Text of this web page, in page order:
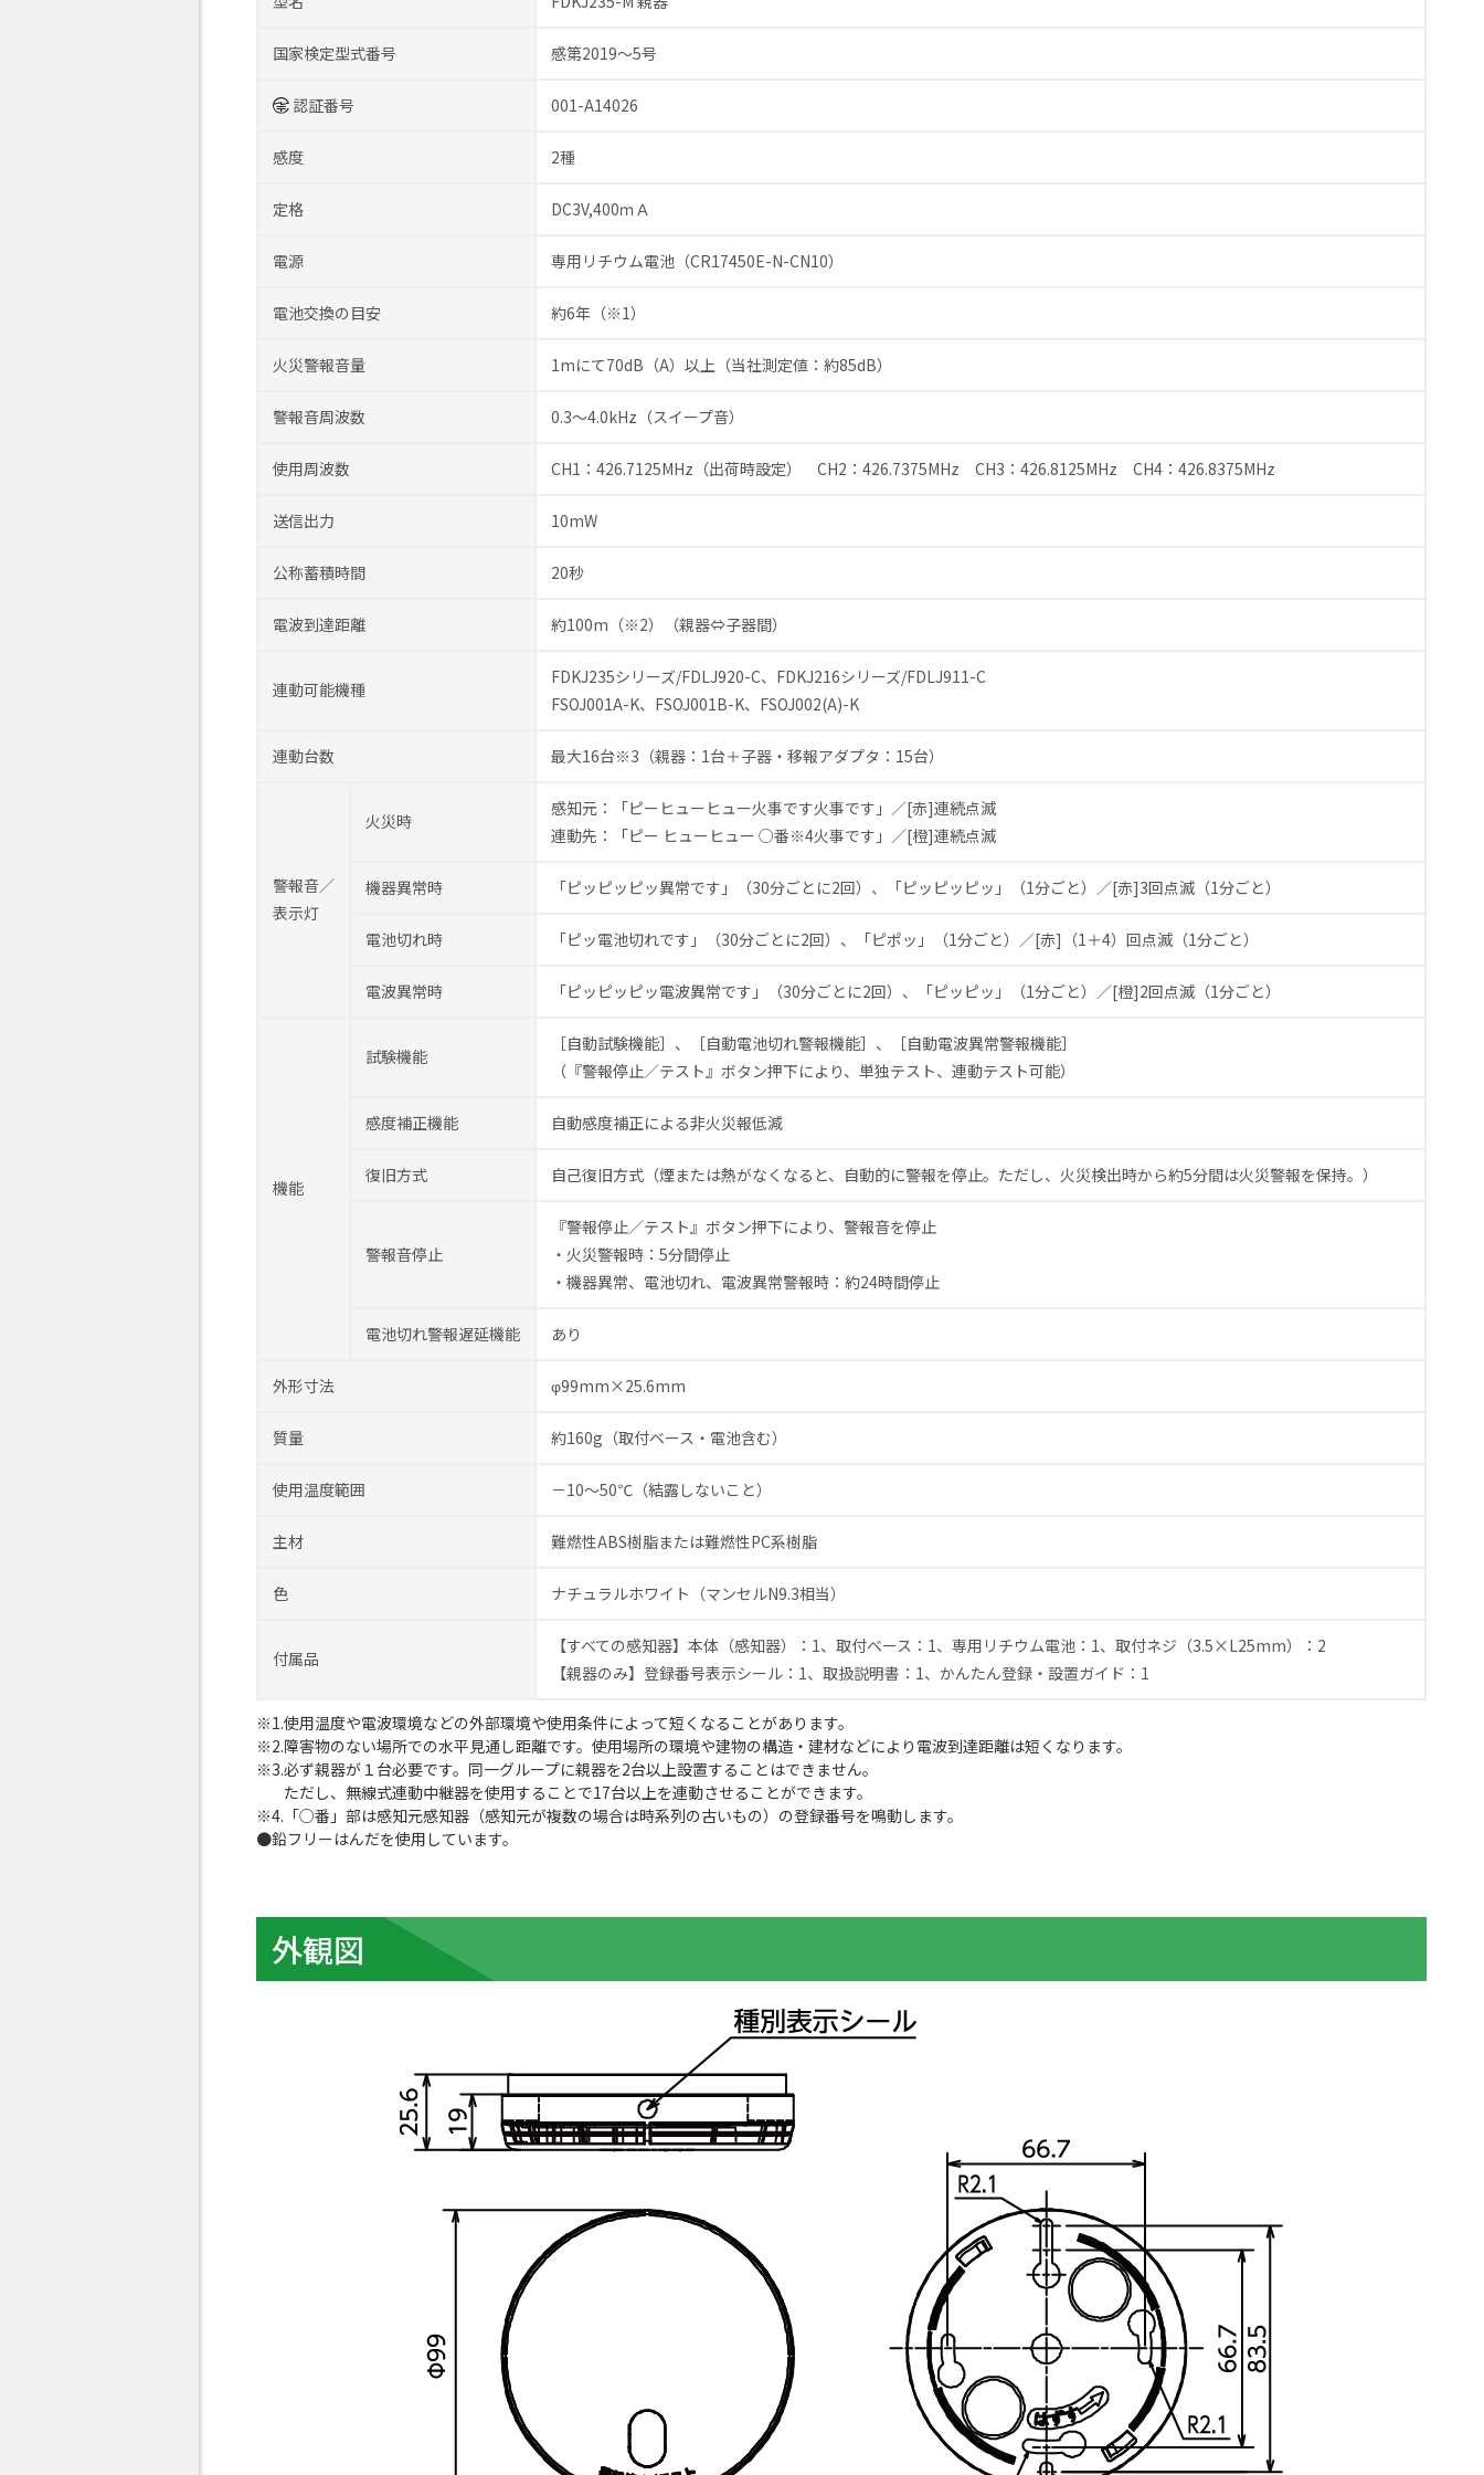
国家検定型式番号 感第2019～5号
認証番号 001-A14026
感度 2種
定格 DC3V,400ｍＡ
電源 専用リチウム電池（CR17450E-N-CN10）
電池交換の目安 約6年（※1）
火災警報音量 1mにて70dB（A）以上（当社測定値：約85dB）
警報音周波数 0.3～4.0kHz（スイープ音）
使用周波数 CH1：426.7125MHz（出荷時設定） CH2：426.7375MHz CH3：426.8125MHz CH4：426.8375MHz
送信出力 10mW
公称蓄積時間 20秒
電波到達距離 約100m（※2）（親器⇔子器間）
連動可能機種
FDKJ235シリーズ/FDLJ920-C、FDKJ216シリーズ/FDLJ911-C
FSOJ001A-K、FSOJ001B-K、FSOJ002(A)-K
連動台数 最大16台※3（親器：1台＋子器・移報アダプタ：15台）
警報音／
表示灯
火災時
感知元：「ピーヒューヒュー火事です火事です」／[赤]連続点滅
連動先：「ピー ヒューヒュー ○番※4火事です」／[橙]連続点滅
機器異常時 「ピッピッピッ異常です」（30分ごとに2回）、「ピッピッピッ」（1分ごと）／[赤]3回点滅（1分ごと）
電池切れ時 「ピッ電池切れです」（30分ごとに2回）、「ピポッ」（1分ごと）／[赤]（1＋4）回点滅（1分ごと）
電波異常時 「ピッピッピッ電波異常です」（30分ごとに2回）、「ピッピッ」（1分ごと）／[橙]2回点滅（1分ごと）
機能
試験機能
［自動試験機能］、［自動電池切れ警報機能］、［自動電波異常警報機能］
（『警報停止／テスト』ボタン押下により、単独テスト、連動テスト可能）
感度補正機能 自動感度補正による非火災報低減
復旧方式 自己復旧方式 （煙または熱がなくなると、自動的に警報を停止。 ただし、火災検出時から約5分間は火災警報を保持。）
警報音停止
『警報停止／テスト』ボタン押下により、警報音を停止
・火災警報時：5分間停止
・機器異常、電池切れ、電波異常警報時：約24時間停止
電池切れ警報遅延機能 あり
外形寸法 φ99mm×25.6mm
質量 約160g（取付ベース・電池含む）
使用温度範囲 －10～50℃（結露しないこと）
主材 難燃性ABS樹脂または難燃性PC系樹脂
色 ナチュラルホワイト（マンセルN9.3相当）
付属品
【すべての感知器】本体（感知器）：1、取付ベース：1、専用リチウム電池：1、取付ネジ（3.5×L25mm）：2
【親器のみ】登録番号表示シール：1、取扱説明書：1、かんたん登録・設置ガイド：1
使用温度や電波環境などの外部環境や使用条件によって短くなることがあります。
障害物のない場所での水平見通し距離です。使用場所の環境や建物の構造・建材などにより電波到達距離は短くなります。
必ず親器が１台必要です。同一グループに親器を2台以上設置することはできません。
ただし、無線式連動中継器を使用することで17台以上を連動させることができます。
「○番」部は感知元感知器（感知元が複数の場合は時系列の古いもの）の登録番号を鳴動します。
鉛フリーはんだを使用しています。
外観図